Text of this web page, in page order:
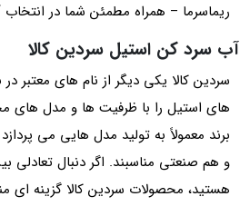
ریماسرما – همراه مطمئن شما در
آب سرد کن استیل سردین کالا
سردین کالا یکی دیگر از نام‌ های معتبر
های استیل را با ظرفیت‌ ها و مدل‌ های
برند معمولاً به تولید مدل‌ هایی می‌
و هم صنعتی مناسبند. اگر دنبال تعادلی
هستید، محصولات سردین کالا گزینه‌